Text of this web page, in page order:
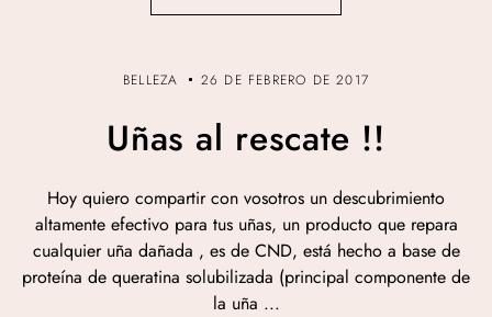
BELLEZA 26 DE FEBRERO DE 2017
Uñas al rescate !!
Hoy quiero compartir con vosotros un descubrimiento
altamente efectivo para tus uñas, un producto que repara
cualquier uña dañada , es de CND, está hecho a base de
proteína de queratina solubilizada (principal componente de
la uña ...